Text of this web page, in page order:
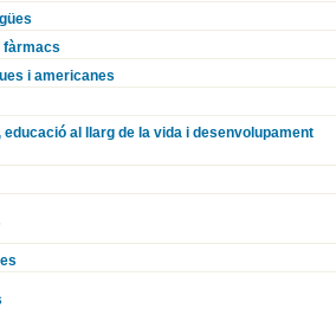
fàrmacs
i americanes
al llarg de la vida i desenvolupament